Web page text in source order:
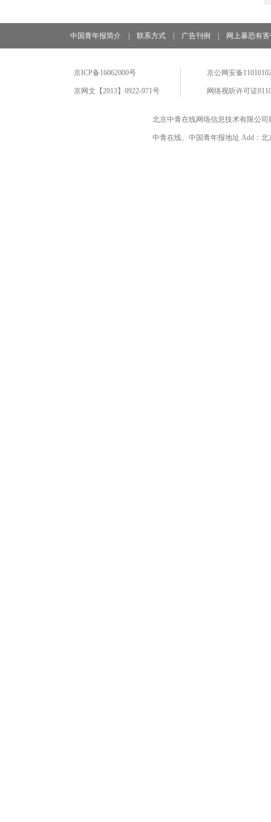
中国青年报简介 联系方式 广告刊例 网上暴恐有
京ICP备16062000号
京网文【2013】0922-971号
京公网安备
网络视听许可证
北京中青在线网络信息技术有限公
中青在线、中国青年报地址 Add：北